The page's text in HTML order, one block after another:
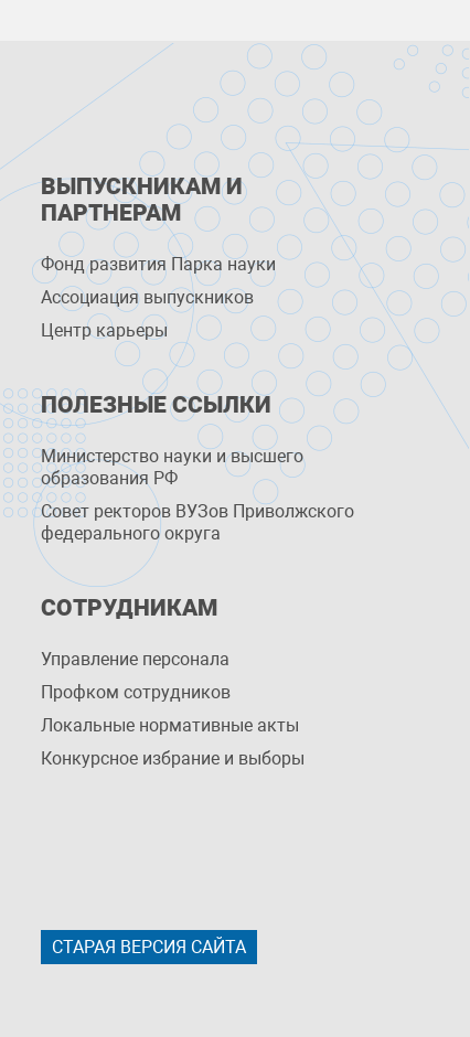
ВЫПУСКНИКАМ И
ПАРТНЕРАМ
Фонд развития Парка науки
Ассоциация выпускников
Центр карьеры
ПОЛЕЗНЫЕ ССЫЛКИ
Министерство науки и высшего
образования РФ
Совет ректоров ВУЗов Приволжского
федерального округа
СОТРУДНИКАМ
Управление персоналa
Профком сотрудников
Локальные нормативные акты
Конкурсное избрание и выборы
СТАРАЯ ВЕРСИЯ САЙТА